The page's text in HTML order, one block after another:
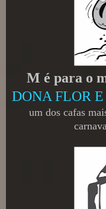
M é para o
DONA FLOR
um dos cafas